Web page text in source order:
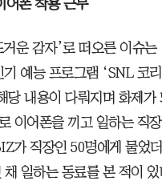
어폰 착용 근무
운 감자’로 떠오른 이슈는
예능 프로그램 ‘SNL 코
당 내용이 다뤄지며 화제가
이어폰을 끼고 일하는 직
가 직장인 50명에게 물었
일하는 동료를 본 적이